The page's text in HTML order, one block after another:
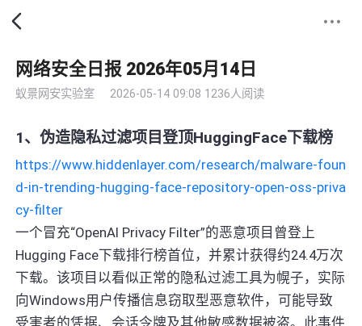
网络安全日报 2026年05月14日
蚁景网安实验室 2026-05-14 09:08 1236人阅读
1、伪造隐私过滤项目登顶HuggingFace下载榜
https://www.hiddenlayer.com/research/malware-foun
d-in-trending-hugging-face-repository-open-oss-priva
cy-filter
一个冒充“OpenAI Privacy Filter”的恶意项目曾登上
Hugging Face下载排行榜首位，并累计获得约24.4万次
下载。该项目以看似正常的隐私过滤工具为幌子，实际
向Windows用户传播信息窃取型恶意软件，可能导致
受害者的凭据、会话令牌及其他敏感数据被盗。此事件